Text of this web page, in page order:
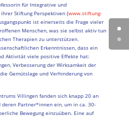
für Integrative und
Stiftung Perspektiven (www.stiftung-
ist einerseits die Frage vieler
Menschen, was sie selbst aktiv tun
Therapien zu unterstützen.
Erkenntnissen, dass ein
Aktivität viele positive Effekte hat:
Verbesserung der Wirksamkeit der
Gemütslage und Verhinderung von
Villingen fanden sich knapp 20 an
deren Partner*innen ein, um in ca. 30-
Bewegung einzuüben. Eine auf